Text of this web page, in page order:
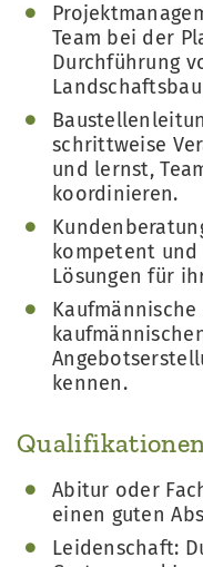
Team bei der
Durchführung
schrittweise
und lernst,
koordinieren.
kompetent
Lösungen für
kennen.
Abitur oder
einen guten
Leidenschaft: